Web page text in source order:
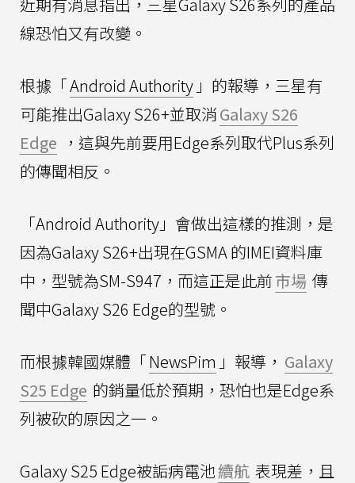
線恐怕又有改變。
根據「Android Authority 」的報導，三星有
可能推出Galaxy S26+並取消Galaxy S26
Edge ，這與先前要用Edge系列取代Plus系列
的傳聞相反。
「Android Authority」會做出這樣的推測，是
因為Galaxy S26+出現在GSMA 的IMEI資料庫
中，型號為SM-S947，而這正是此前市場 傳
聞中Galaxy S26 Edge的型號。
而根據韓國媒體「NewsPim 」報導， Galaxy
S25 Edge 的銷量低於預期，恐怕也是Edge系
列被砍的原因之一。
Galaxy S25 Edge被詬病電池續航 表現差，且